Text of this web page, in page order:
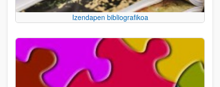
Izendapen bibliografikoa